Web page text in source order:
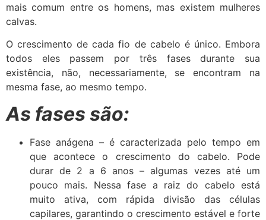
mais comum entre os homens, mas existem mulheres
calvas.
O crescimento de cada fio de cabelo é único. Embora
todos eles passem por três fases durante sua
existência, não, necessariamente, se encontram na
mesma fase, ao mesmo tempo.
As fases são:
Fase anágena – é caracterizada pelo tempo em
que acontece o crescimento do cabelo. Pode
durar de 2 a 6 anos – algumas vezes até um
pouco mais. Nessa fase a raiz do cabelo está
muito ativa, com rápida divisão das células
capilares, garantindo o crescimento estável e forte